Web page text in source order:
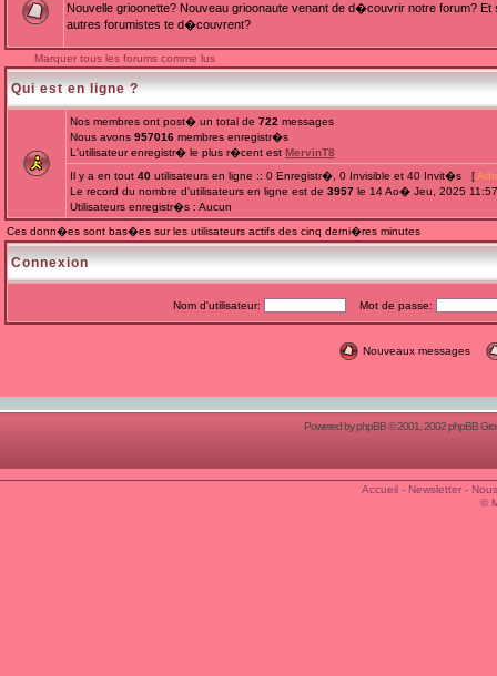
Nouvelle grioonette? Nouveau grioonaute venant de d�couvrir notre forum?
autres forumistes te d�couvrent?
Marquer tous les forums comme lus
Qui est en ligne ?
Nos membres ont post� un total de 722 messages
Nous avons 957016 membres enregistr�s
L'utilisateur enregistr� le plus r�cent est MervinT8
Il y a en tout 40 utilisateurs en ligne :: 0 Enregistr�, 0 Invisible et 40 Invit�s [
Le record du nombre d'utilisateurs en ligne est de 3957 le 14 Ao� Jeu, 2025
Utilisateurs enregistr�s : Aucun
Ces donn�es sont bas�es sur les utilisateurs actifs des cinq derni�res minutes
Connexion
Nom d'utilisateur: Mot de passe:
Nouveaux messages
Powered byphpBB© 2001, 2002 phpBB
Accueil- Newsletter-
©